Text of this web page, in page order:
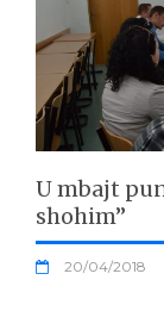
U mbajt
shohim”
20/04/2018